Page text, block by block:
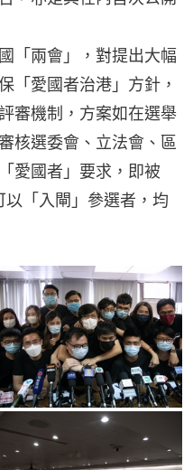
「兩會」，對提出大幅
「愛國者治港」方針，
審機制，方案如在選舉
核選委會、立法會、區
愛國者」要求，即被
「入閘」參選者，均